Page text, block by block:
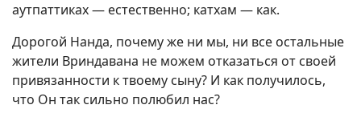
аутпаттиках — естественно; катхам — как.
Дорогой Нанда, почему же ни мы, ни все остальные
жители Вриндавана не можем отказаться от своей
привязанности к твоему сыну? И как получилось,
что Он так сильно полюбил нас?